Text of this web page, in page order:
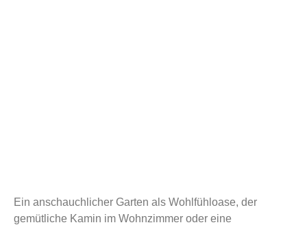
Ein anschauchlicher Garten als Wohlfühloase, der
gemütliche Kamin im Wohnzimmer oder eine